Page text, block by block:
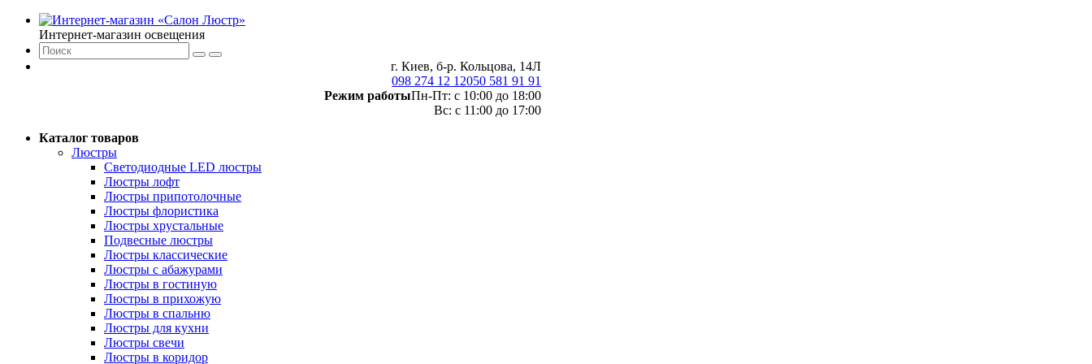
Интернет-магазин освещения
г. Киев, б-р. Кольцова, 14Л
098 274 12 12050 581 91 91
Режим работыПн-Пт: с 10:00 до 18:00
Вс: с 11:00 до 17:00
Каталог товаров
Люстры
Светодиодные LED люстры
Люстры лофт
Люстры припотолочные
Люстры флористика
Люстры хрустальные
Подвесные люстры
Люстры классические
Люстры с абажурами
Люстры в гостиную
Люстры в прихожую
Люстры в спальню
Люстры для кухни
Люстры свечи
Люстры в коридор